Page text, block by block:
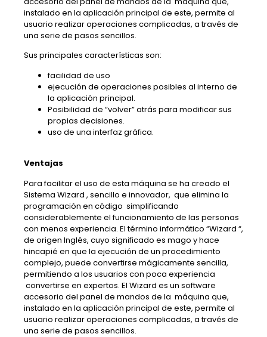
instalado en la aplicación principal de este, permite al
usuario realizar operaciones complicadas, a través de
una serie de pasos sencillos.
Sus principales características son:
facilidad de uso
ejecución de operaciones posibles al interno de
la aplicación principal.
Posibilidad de “volver” atrás para modificar sus
propias decisiones.
uso de una interfaz gráfica.
Ventajas
Para facilitar el uso de esta máquina se ha creado el
Sistema Wizard , sencillo e innovador, que elimina la
programación en código simplificando
considerablemente el funcionamiento de las personas
con menos experiencia. El término informático “Wizard “,
de origen Inglés, cuyo significado es mago y hace
hincapié en que la ejecución de un procedimiento
complejo, puede convertirse mágicamente sencilla,
permitiendo a los usuarios con poca experiencia
convertirse en expertos. El Wizard es un software
accesorio del panel de mandos de la máquina que,
instalado en la aplicación principal de este, permite al
usuario realizar operaciones complicadas, a través de
una serie de pasos sencillos.